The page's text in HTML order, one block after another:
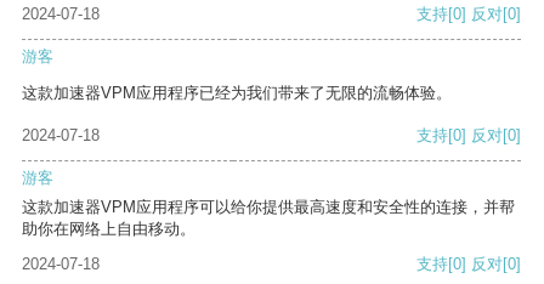
2024-07-18
支持[0] 反对[0]
游客
这款加速器VPM应用程序已经为我们带来了无限的流畅体验。
2024-07-18 支持[0] 反对[0]
游客
这款加速器VPM应用程序可以给你提供最高速度和安全性的连接，并帮
助你在网络上自由移动。
2024-07-18
支持[0] 反对[0]